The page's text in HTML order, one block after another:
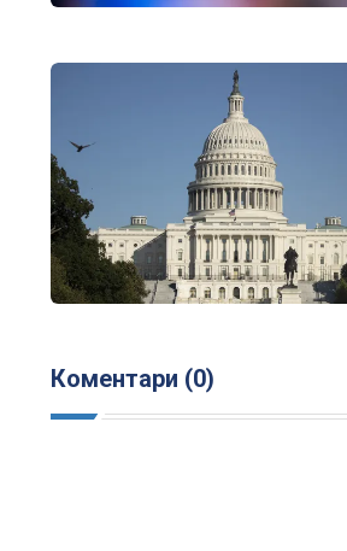
Коментари (0)